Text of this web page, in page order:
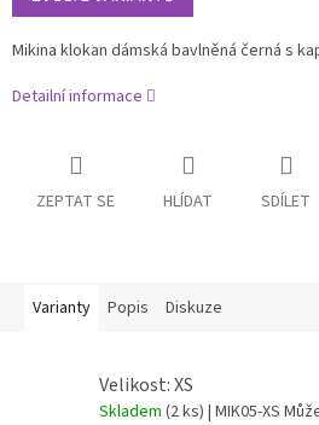
Mikina klokan dámská bavlněná černá s
Detailní informace
ZEPTAT SE HLÍDAT SDÍLET
Varianty Popis Diskuze
Velikost: XS
Skladem (2 ks) | MIK05-XS